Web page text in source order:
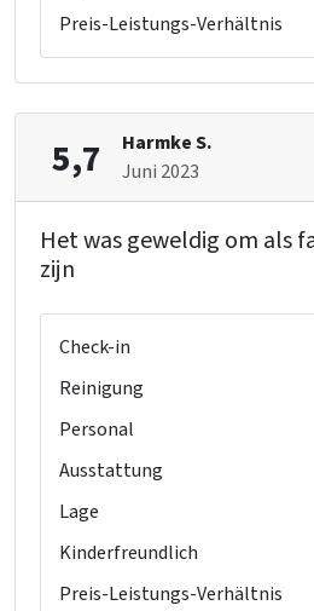
Preis-Leistungs-Verhältnis
5,7
Harmke S.
Juni 2023
Het was geweldig om als
zijn
Check-in
Reinigung
Personal
Ausstattung
Lage
Kinderfreundlich
Preis-Leistungs-Verhältnis